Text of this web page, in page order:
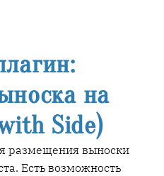
на
Side)
размещения выноски
Есть возможность